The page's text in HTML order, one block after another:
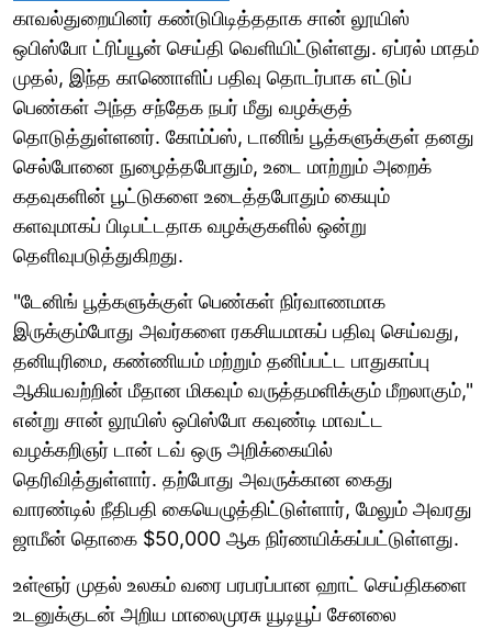
காவல்துறையினர் கண்டுபிடித்ததாக சான் லூயிஸ்
ஒபிஸ்போ ட்ரிப்யூன் செய்தி வெளியிட்டுள்ளது. ஏப்ரல் மாதம்
முதல், இந்த காணொளிப் பதிவு தொடர்பாக எட்டுப்
பெண்கள் அந்த சந்தேக நபர் மீது வழக்குத்
தொடுத்துள்ளனர். கோம்ப்ஸ், டானிங் பூத்களுக்குள் தனது
செல்போனை நுழைத்தபோதும், உடை மாற்றும் அறைக்
கதவுகளின் பூட்டுகளை உடைத்தபோதும் கையும்
களவுமாகப் பிடிபட்டதாக வழக்குகளில் ஒன்று
தெளிவுபடுத்துகிறது.
"டேனிங் பூத்களுக்குள் பெண்கள் நிர்வாணமாக
இருக்கும்போது அவர்களை ரகசியமாகப் பதிவு செய்வது,
தனியுரிமை, கண்ணியம் மற்றும் தனிப்பட்ட பாதுகாப்பு
ஆகியவற்றின் மீதான மிகவும் வருத்தமளிக்கும் மீறலாகும்,"
என்று சான் லூயிஸ் ஒபிஸ்போ கவுண்டி மாவட்ட
வழக்கறிஞர் டான் டவ் ஒரு அறிக்கையில்
தெரிவித்துள்ளார். தற்போது அவருக்கான கைது
வாரண்டில் நீதிபதி கையெழுத்திட்டுள்ளார், மேலும் அவரது
ஜாமீன் தொகை $50,000 ஆக நிர்ணயிக்கப்பட்டுள்ளது.
உள்ளூர் முதல் உலகம் வரை பரபரப்பான ஹாட் செய்திகளை
உடனுக்குடன் அறிய மாலைமுரசு யூடியூப் சேனலை